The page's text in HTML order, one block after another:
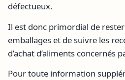
défectueux.
Il est donc primordial de
emballages et de suivre les
d’achat d’aliments concernés
Pour toute information